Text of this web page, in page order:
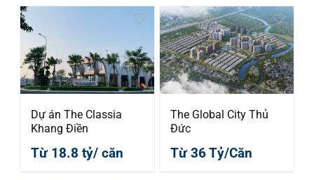
Dự án The Classia
Khang Điền
Từ 18.8 tỷ/ căn
The Global City Thủ
Đức
Từ 36 Tỷ/Căn